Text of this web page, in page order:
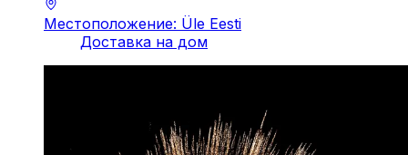
Местоположение: Üle Eesti
Доставка на дом